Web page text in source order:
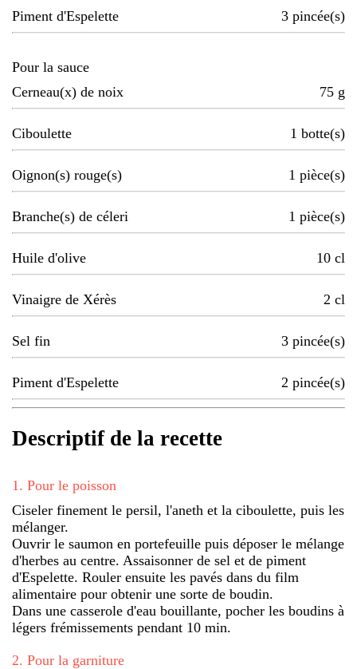
Piment d'Espelette 3 pincée(s)
Pour la sauce
Cerneau(x) de noix
75 g
Ciboulette 1 botte(s)
Oignon(s) rouge(s) 1 pièce(s)
Branche(s) de céleri 1 pièce(s)
Huile d'olive 10 cl
Vinaigre de Xérès 2 cl
Sel fin 3 pincée(s)
Piment d'Espelette 2 pincée(s)
Descriptif de la recette
1 . Pour le poisson
Ciseler finement le persil, l'aneth et la ciboulette, puis les
mélanger.
Ouvrir le saumon en portefeuille puis déposer le mélange
d'herbes au centre. Assaisonner de sel et de piment
d'Espelette. Rouler ensuite les pavés dans du film
alimentaire pour obtenir une sorte de boudin.
Dans une casserole d'eau bouillante, pocher les boudins à
légers frémissements pendant 10 min.
2. Pour la garniture